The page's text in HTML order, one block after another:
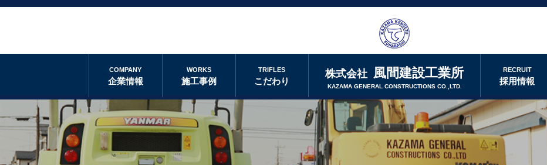
株式会社 風間建設工業所
KAZAMA GENERAL CONSTRUCTIONS CO.,LTD.
COMPANY
企業情報
WORKS
施工事例
TRIFLES
こだわり
RECRUIT
採用情報